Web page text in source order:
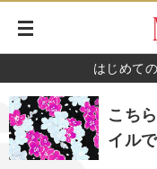
はじめて
こち
イル